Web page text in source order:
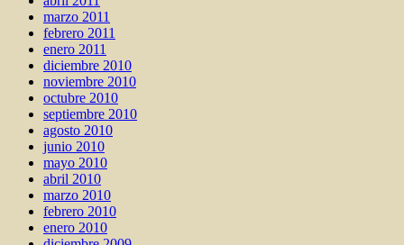
marzo 2011
febrero 2011
enero 2011
diciembre 2010
noviembre 2010
octubre 2010
septiembre 2010
agosto 2010
junio 2010
mayo 2010
abril 2010
marzo 2010
febrero 2010
enero 2010